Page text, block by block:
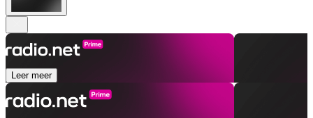
Leer meer